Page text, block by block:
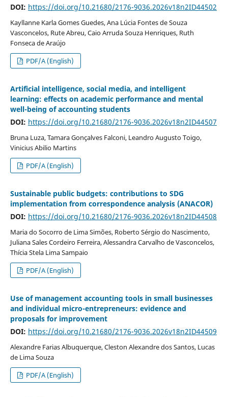
DOI: https://doi.org/10.21680/2176-9036.2026v18n2ID44502
Kayllanne Karla Gomes Guedes, Ana Lúcia Fontes de Souza
Vasconcelos, Rute Abreu, Caio Arruda Souza Henriques, Ruth
Fonseca de Araújo
PDF/A (English)
Artificial intelligence, social media, and intelligent
learning: effects on academic performance and mental
well-being of accounting students
DOI: https://doi.org/10.21680/2176-9036.2026v18n2ID44507
Bruna Luza, Tamara Gonçalves Falconi, Leandro Augusto Toigo,
Vinicius Abilio Martins
PDF/A (English)
Sustainable public budgets: contributions to SDG
implementation from correspondence analysis (ANACOR)
DOI: https://doi.org/10.21680/2176-9036.2026v18n2ID44508
Maria do Socorro de Lima Simões, Roberto Sérgio do Nascimento,
Juliana Sales Cordeiro Ferreira, Alessandra Carvalho de Vasconcelos,
Thícia Stela Lima Sampaio
PDF/A (English)
Use of management accounting tools in small businesses
and individual micro-entrepreneurs: evidence and
proposals for improvement
DOI: https://doi.org/10.21680/2176-9036.2026v18n2ID44509
Alexandre Farias Albuquerque, Cleston Alexandre dos Santos, Lucas
de Lima Souza
PDF/A (English)